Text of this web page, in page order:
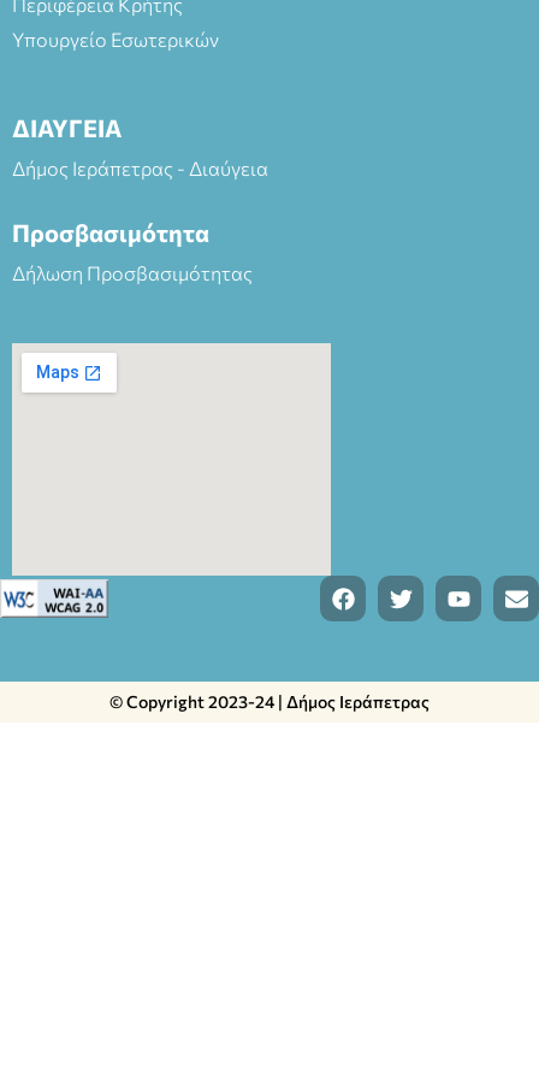
Υπουργείο Εσωτερικών
ΔΙΑΥΓΕΙΑ
Δήμος Ιεράπετρας - Διαύγεια
Προσβασιμότητα
Δήλωση Προσβασιμότητας
© Copyright 2023-24 | Δήμος Ιεράπετρας